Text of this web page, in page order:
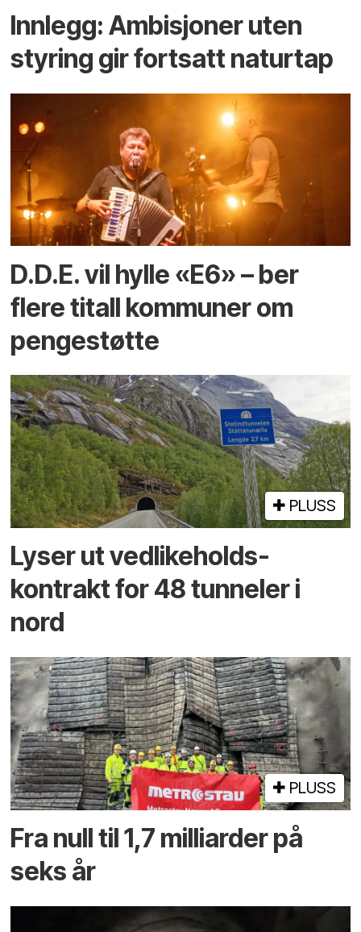
Innlegg: Ambisjoner uten
styring gir fortsatt naturtap
D.D.E. vil hylle «E6» – ber
flere titall kommuner om
pengestøtte
PLUSS
Lyser ut vedlikeholds­
kontrakt for 48 tunneler i
nord
PLUSS
Fra null til 1,7 milliarder på
seks år